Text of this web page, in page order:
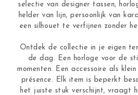
selectie van designer tassen,
helder van lijn, persoonlijk van
een silhouet te verfijnen zonder
Ontdek de collectie in je eigen
de dag. Een horloge voor de
momenten. Een accessoire als
présence. Elk item is beperkt
het juiste stuk verschijnt, vraagt